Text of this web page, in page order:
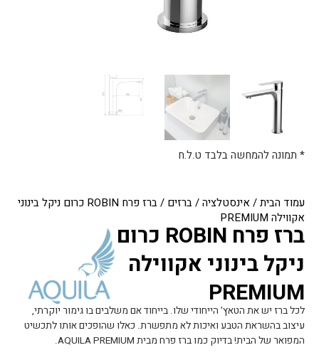
עמוד הבית/ אינסטלציה/ברזים
/ ברז פרח ROBIN כרום ניקל בינוני
אקווילה PREMIUM
ברז פרח ROBIN כרום
ניקל בינוני אקווילה
PREMIUM
לכל ברז יש את הטאץ’ הייחודי שלו. בייחוד אם משלבים בו גימור יוקרתי,
עיצוב בהשראת הטבע ואיכות לא מתפשרת. כאלו שהופכים אותו לתכשיט
המפואר של הבית! בדיוק כמו ברז פרח מבית AQUILA PREMIUM.
* תמונה להמחשה בלבד ט.ל.ח